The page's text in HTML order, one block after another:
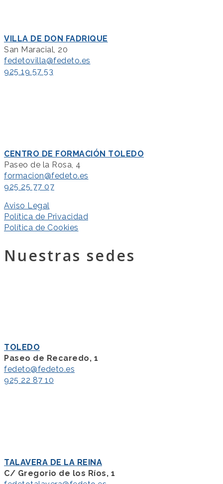
VILLA DE DON FADRIQUE
San Maracial, 20
fedetovilla@fedeto.es
925 19 57 53
CENTRO DE FORMACIÓN TOLEDO
Paseo de la Rosa, 4
formacion@fedeto.es
925 25 77 07
Aviso Legal
Política de Privacidad
Política de Cookies
Nuestras sedes
TOLEDO
Paseo de Recaredo, 1
fedeto@fedeto.es
925 22 87 10
TALAVERA DE LA REINA
C/ Gregorio de los Ríos, 1